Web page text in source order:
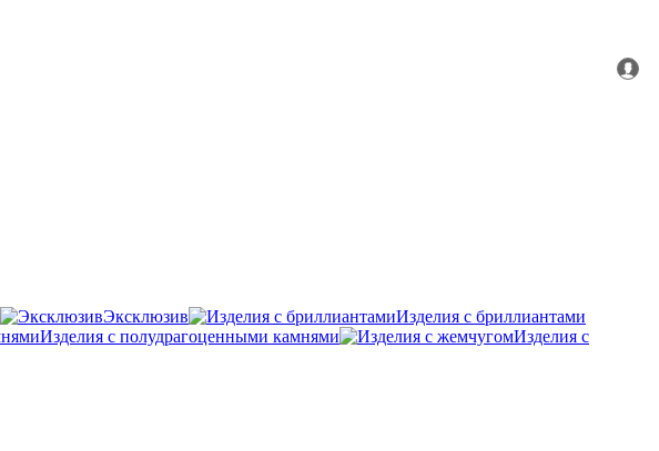
Эксклюзив
Изделия с бриллиантами
Изделия с полудрагоценными камнями
Изделия с